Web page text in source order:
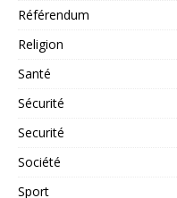
Référendum
Religion
Santé
Sécurité
Securité
Société
Sport